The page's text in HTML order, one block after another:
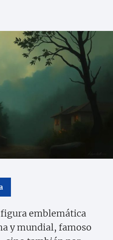
figura emblemática
y mundial, famoso